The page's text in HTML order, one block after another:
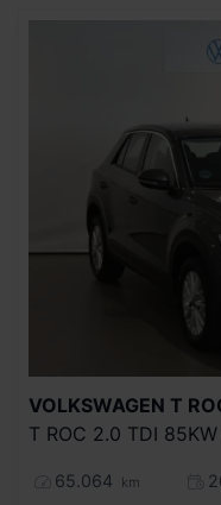
VOLKSWAGEN T
T ROC 2.0 TDI 85KW
65.064 km